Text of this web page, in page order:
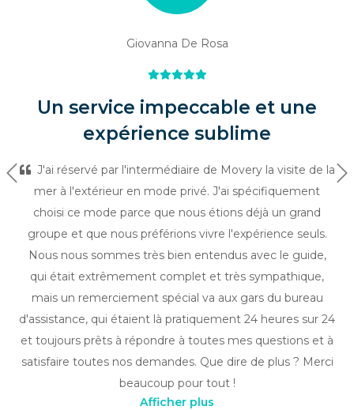
Giovanna De Rosa
Un service impeccable et une
expérience sublime
J'ai réservé par l'intermédiaire de Movery la visite de la
mer à l'extérieur en mode privé. J'ai spécifiquement
choisi ce mode parce que nous étions déjà un grand
groupe et que nous préférions vivre l'expérience seuls.
Nous nous sommes très bien entendus avec le guide,
qui était extrêmement complet et très sympathique,
mais un remerciement spécial va aux gars du bureau
d'assistance, qui étaient là pratiquement 24 heures sur 24
et toujours prêts à répondre à toutes mes questions et à
satisfaire toutes nos demandes. Que dire de plus ? Merci
beaucoup pour tout !
Précédent
Afficher plus